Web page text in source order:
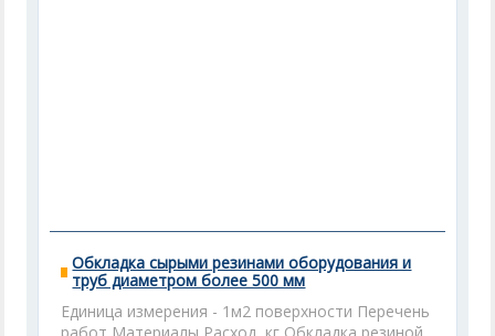
Обкладка сырыми резинами оборудования и
труб диаметром более 500 мм
Единица измерения - 1м2 поверхности Перечень